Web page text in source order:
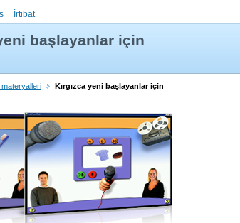
İrtibat
başlayanlar için
materyalleri Kırgızca yeni başlayanlar için